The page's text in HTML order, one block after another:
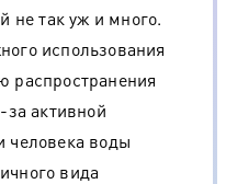
не так уж и много.
использования
распространения
активной
человека воды
вида